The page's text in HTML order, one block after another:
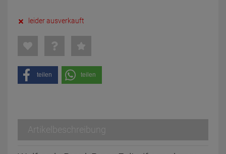
leider ausverkauft
teilen teilen
Artikelbeschreibung